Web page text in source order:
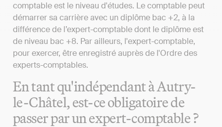
comptable est le niveau d'études. Le comptable peut
démarrer sa carrière avec un diplôme bac +2, à la
différence de l’expert-comptable dont le diplôme est
de niveau bac +8. Par ailleurs, l'expert-comptable,
pour exercer, être enregistré auprès de l'Ordre des
experts-comptables.
En tant qu'indépendant à Autry-
le-Châtel, est-ce obligatoire de
passer par un expert-comptable ?